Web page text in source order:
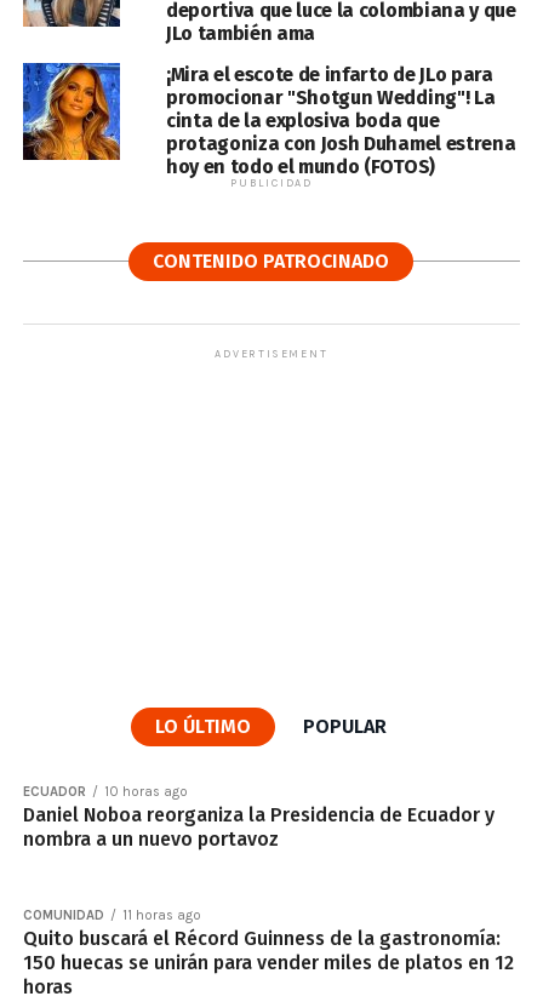
deportiva que luce la colombiana y que
JLo también ama
¡Mira el escote de infarto de JLo para
promocionar "Shotgun Wedding"! La
cinta de la explosiva boda que
protagoniza con Josh Duhamel estrena
hoy en todo el mundo (FOTOS)
PUBLICIDAD
CONTENIDO PATROCINADO
ADVERTISEMENT
LO ÚLTIMO POPULAR
ECUADOR 10 horas ago
Daniel Noboa reorganiza la Presidencia de Ecuador y
nombra a un nuevo portavoz
COMUNIDAD 11 horas ago
Quito buscará el Récord Guinness de la gastronomía:
150 huecas se unirán para vender miles de platos en 12
horas